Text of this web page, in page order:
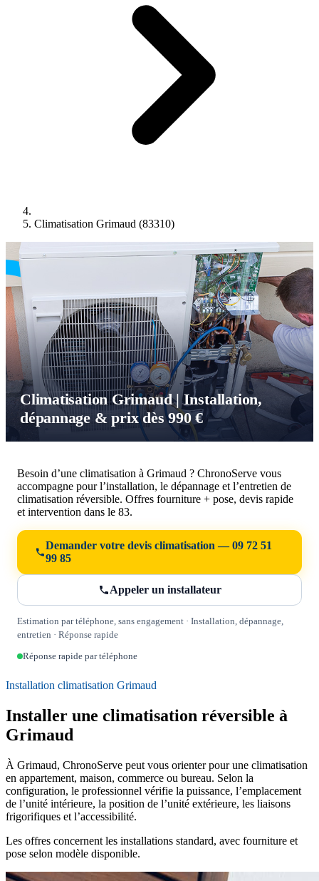
Climatisation Grimaud (83310)
Climatisation Grimaud | Installation,
dépannage & prix dès 990 €
Besoin d’une climatisation à Grimaud ? ChronoServe vous
accompagne pour l’installation, le dépannage et l’entretien de
climatisation réversible. Offres fourniture + pose, devis rapide
et intervention dans le 83.
Demander votre devis climatisation — 09 72 51
99 85
Appeler un installateur
Estimation par téléphone, sans engagement · Installation, dépannage,
entretien · Réponse rapide
Réponse rapide par téléphone
Installation climatisation Grimaud
Installer une climatisation réversible à
Grimaud
À Grimaud, ChronoServe peut vous orienter pour une climatisation
en appartement, maison, commerce ou bureau. Selon la
configuration, le professionnel vérifie la puissance, l’emplacement
de l’unité intérieure, la position de l’unité extérieure, les liaisons
frigorifiques et l’accessibilité.
Les offres concernent les installations standard, avec fourniture et
pose selon modèle disponible.